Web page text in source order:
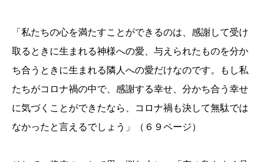
「私たちの心を満たすことができるのは、感謝して受け
取るときに生まれる神様への愛、与えられたものを分か
ち合うときに生まれる隣人への愛だけなのです。もし私
たちがコロナ禍の中で、感謝する幸せ、分かち合う幸せ
に気づくことができたなら、コロナ禍も決して無駄では
なかったと言えるでしょう」（６９ページ）